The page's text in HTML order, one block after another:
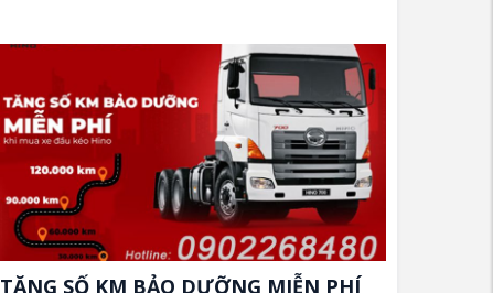
TĂNG SỐ KM BẢO DƯỠNG MIỄN PHÍ